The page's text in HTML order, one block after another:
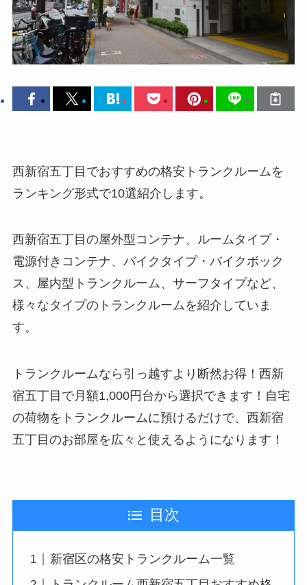
西新宿五丁目でおすすめの格安トランクルームを
ランキング形式で10選紹介します。
西新宿五丁目の屋外型コンテナ、ルームタイプ・
電源付きコンテナ、バイクタイプ・バイクボック
ス、屋内型トランクルーム、サーフタイプなど、
様々なタイプのトランクルームを紹介していま
す。
トランクルームなら引っ越すより断然お得！西新
宿五丁目で月額1,000円台から選択できます！自宅
の荷物をトランクルームに預けるだけで、西新宿
五丁目のお部屋を広々と使えるようになります！
目次
新宿区の格安トランクルーム一覧